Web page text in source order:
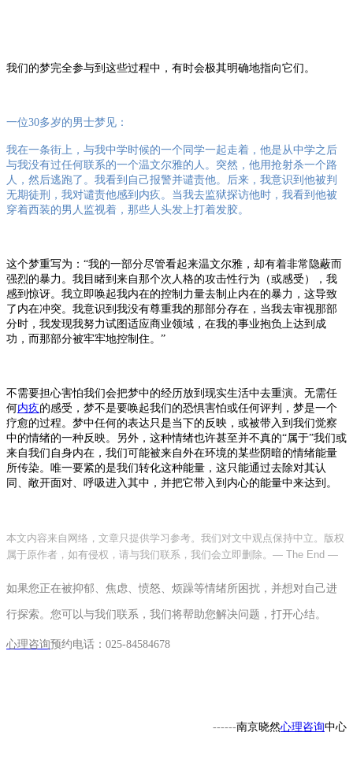
我们的梦完全参与到这些过程中，有时会极其明确地指向它们。
一位30多岁的男士梦见：
我在一条街上，与我中学时候的一个同学一起走着，他是从中学之后
与我没有过任何联系的一个温文尔雅的人。突然，他用抢射杀一个路
人，然后逃跑了。我看到自己报警并谴责他。后来，我意识到他被判
无期徒刑，我对谴责他感到内疚。当我去监狱探访他时，我看到他被
穿着西装的男人监视着，那些人头发上打着发胶。
这个梦重写为： “我的一部分尽管看起来温文尔雅，却有着非常隐蔽而
强烈的暴力。我目睹到来自那个次人格的攻击性行为（或感受），我
感到惊讶。我立即唤起我内在的控制力量去制止内在的暴力，这导致
了内在冲突。我意识到我没有尊重我的那部分存在，当我去审视那部
分时，我发现我努力试图适应商业领域，在我的事业抱负上达到成
功，而那部分被牢牢地控制住。”
不需要担心害怕我们会把梦中的经历放到现实生活中去重演。无需任
何内疚的感受，梦不是要唤起我们的恐惧害怕或任何评判，梦是一个
疗愈的过程。梦中任何的表达只是当下的反映，或被带入到我们觉察
中的情绪的一种反映。另外，这种情绪也许甚至并不真的“属于”我们或
来自我们自身内在 ， 我们可能被来自外在环境的某些阴暗的情绪能量
所传染。唯一要紧的是我们转化这种能量，这只能通过去除对其认
同、敞开面对、呼吸进入其中，并把它带入到内心的能量中来达到。
本文内容来自网络，文章只提供学习参考。我们对文中观点保持中立。版权
属于原作者，如有侵权，请与我们联系，我们会立即删除。 — The End —
如果您正在被抑郁、焦虑、愤怒、烦躁等情绪所困扰，并想对自己进
行探索。您可以与我们联系，我们将帮助您解决问题，打开心结。
心理咨询预约电话： 025-84584678
------南京晓然心理咨询中心